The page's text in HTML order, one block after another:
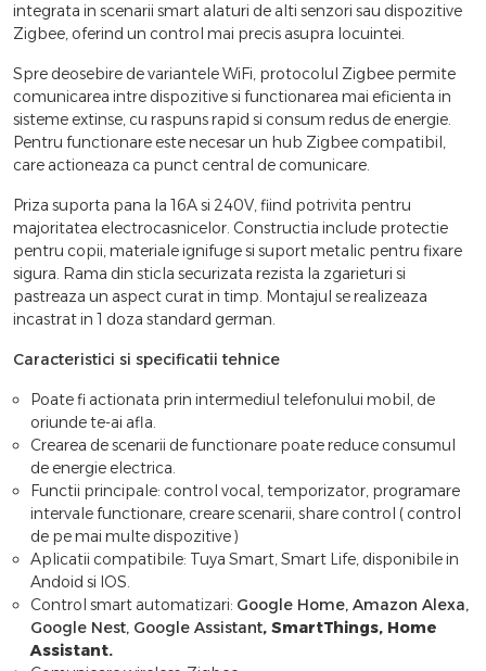
integrata in scenarii smart alaturi de alti senzori sau dispozitive
Zigbee, oferind un control mai precis asupra locuintei.
Spre deosebire de variantele WiFi, protocolul Zigbee permite
comunicarea intre dispozitive si functionarea mai eficienta in
sisteme extinse, cu raspuns rapid si consum redus de energie.
Pentru functionare este necesar un hub Zigbee compatibil,
care actioneaza ca punct central de comunicare.
Priza suporta pana la 16A si 240V, fiind potrivita pentru
majoritatea electrocasnicelor. Constructia include protectie
pentru copii, materiale ignifuge si suport metalic pentru fixare
sigura. Rama din sticla securizata rezista la zgarieturi si
pastreaza un aspect curat in timp. Montajul se realizeaza
incastrat in 1 doza standard german.
Caracteristici si specificatii tehnice
Poate fi actionata prin intermediul telefonului mobil, de
oriunde te-ai afla.
Crearea de scenarii de functionare poate reduce consumul
de energie electrica.
Functii principale: control vocal, temporizator, programare
intervale functionare, creare scenarii, share control ( control
de pe mai multe dispozitive )
Aplicatii compatibile: Tuya Smart, Smart Life, disponibile in
Andoid si IOS.
Control smart automatizari: Google Home, Amazon Alexa,
Google Nest, Google Assistant, SmartThings, Home
Assistant.